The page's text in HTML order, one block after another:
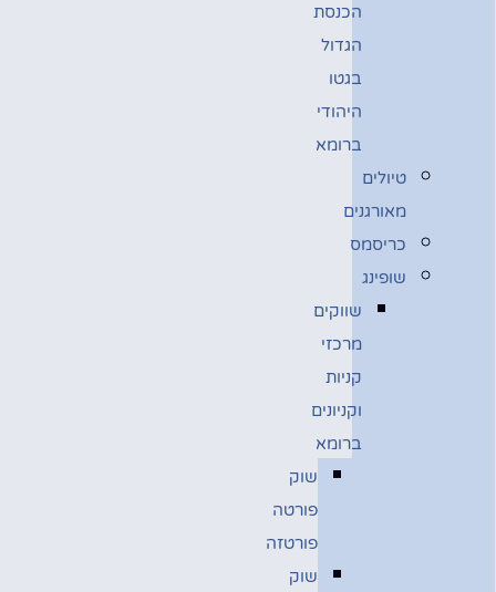
הכנסת
הגדול
בגטו
היהודי
ברומא
טיולים
מאורגנים
כריסמס
שופינג
שווקים
מרכזי
קניות
וקניונים
ברומא
שוק
פורטה
פורטזה
שוק